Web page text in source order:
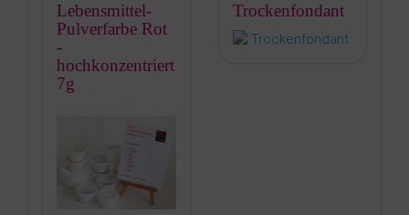
Lebensmittel-
Pulverfarbe Rot
-
hochkonzentriert
7g
Trockenfondant